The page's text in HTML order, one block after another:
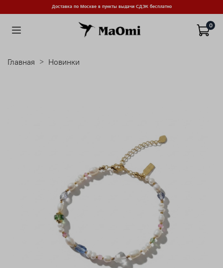
Доставка по Москве в пункты выдачи СДЭК бесплатно
0
Главная Новинки